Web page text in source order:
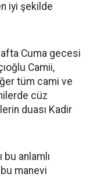
iyi şekilde
Cuma gecesi
Camii,
tüm cami ve
cüz
duası Kadir
anlamlı
manevi